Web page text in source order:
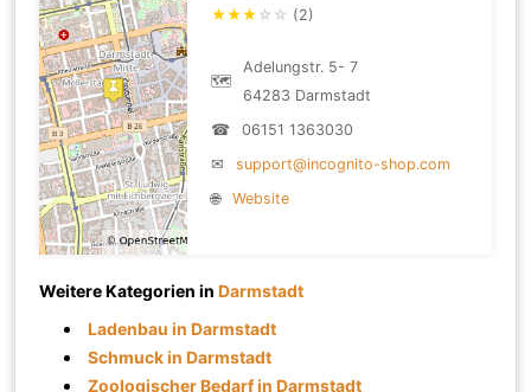
★★★ ☆ ☆ (2)
🗺
Adelungstr. 5- 7
64283 Darmstadt
☎
06151 1363030
✉
support@incognito-shop.com
🌐
Website
Weitere Kategorien inDarmstadt
Ladenbau in Darmstadt
Schmuck in Darmstadt
Zoologischer Bedarf in Darmstadt